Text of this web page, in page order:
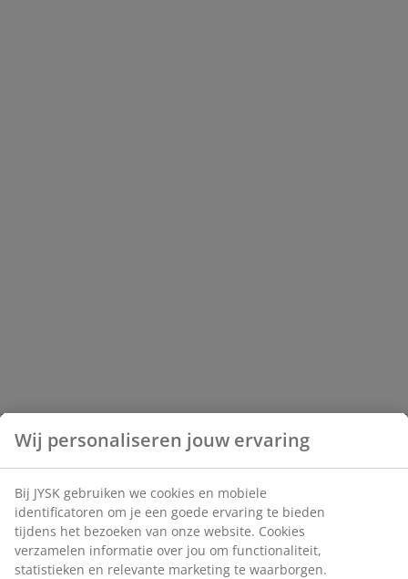
Wij personaliseren jouw ervaring
Bij JYSK gebruiken we cookies en mobiele
identificatoren om je een goede ervaring te bieden
tijdens het bezoeken van onze website. Cookies
verzamelen informatie over jou om functionaliteit,
statistieken en relevante marketing te waarborgen.